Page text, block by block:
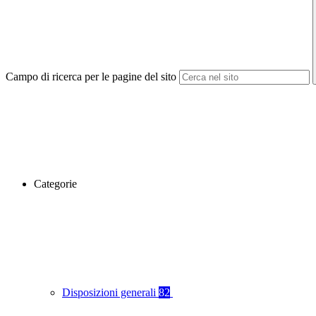
Campo di ricerca per le pagine del sito
Categorie
Disposizioni generali 82